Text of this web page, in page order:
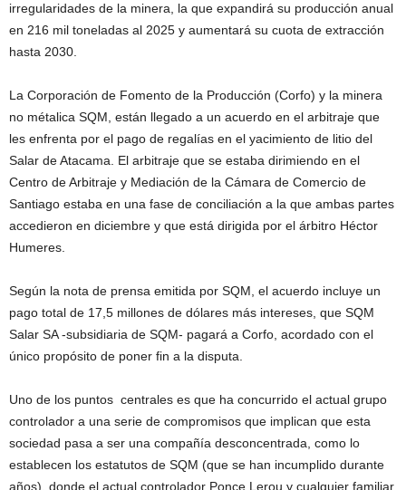
irregularidades de la minera, la que expandirá su producción anual
en 216 mil toneladas al 2025 y aumentará su cuota de extracción
hasta 2030.
La Corporación de Fomento de la Producción (Corfo) y la minera
no métalica SQM, están llegado a un acuerdo en el arbitraje que
les enfrenta por el pago de regalías en el yacimiento de litio del
Salar de Atacama. El arbitraje que se estaba dirimiendo en el
Centro de Arbitraje y Mediación de la Cámara de Comercio de
Santiago estaba en una fase de conciliación a la que ambas partes
accedieron en diciembre y que está dirigida por el árbitro Héctor
Humeres.
Según la nota de prensa emitida por SQM, el acuerdo incluye un
pago total de 17,5 millones de dólares más intereses, que SQM
Salar SA -subsidiaria de SQM- pagará a Corfo, acordado con el
único propósito de poner fin a la disputa.
Uno de los puntos centrales es que ha concurrido el actual grupo
controlador a una serie de compromisos que implican que esta
sociedad pasa a ser una compañía desconcentrada, como lo
establecen los estatutos de SQM (que se han incumplido durante
años), donde el actual controlador Ponce Lerou y cualquier familiar